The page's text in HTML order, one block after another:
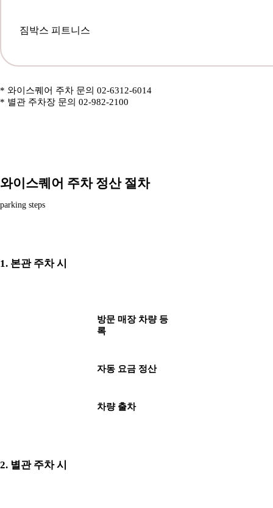
짐박스 피트니스
* 와이스퀘어 주차 문의 02-6312-6014
* 별관 주차장 문의 02-982-2100
와이스퀘어 주차 정산 절차
parking steps
1. 본관 주차 시
방문 매장 차량 등
록
자동 요금 정산
차량 출차
2. 별관 주차 시